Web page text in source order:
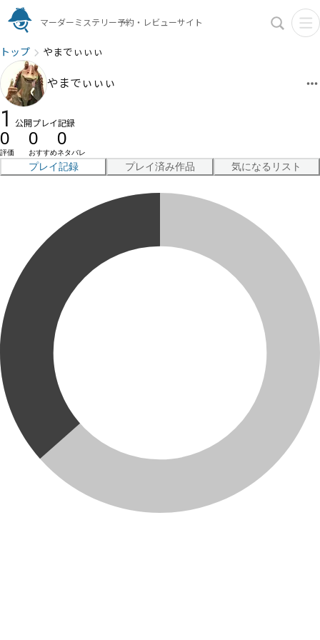
マーダーミステリー予約・レビューサイト
トップ やまでぃぃぃ
やまでぃぃぃ
1 公開プレイ記録
0
評価
0
おすすめ
0
ネタバレ
プレイ記録 プレイ済み作品 気になるリスト